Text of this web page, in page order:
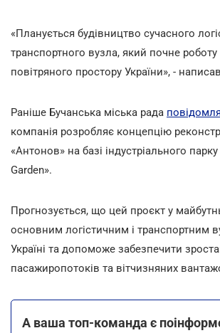
«Планується будівництво сучасного
транспортного вузла, який почне роботу
повітряного простору України», -
Раніше Бучанська міська рада
компанія розробляє концепцію
«Антонов» на базі індустріального
Garden».
Прогнозується, що цей проєкт у
основним логістичним і транспортним
Україні та допоможе забезпечити
пасажиропотоків та вітчизняних
А ваша топ-команда є